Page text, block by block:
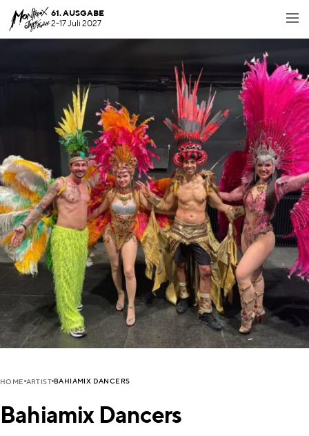
61. AUSGABE
2-17 Juli 2027
HOME ARTIST BAHIAMIX DANCERS
Bahiamix Dancers